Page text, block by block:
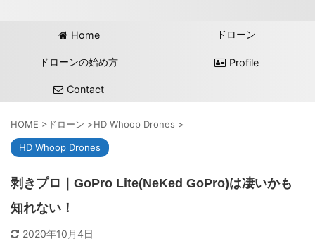
Home ドローン
ドローンの始め方 Profile
Contact
HOME > ドローン >HD Whoop Drones >
HD Whoop Drones
剥きプロ｜GoPro Lite(NeKed GoPro)は凄いかも
知れない！
2020年10月4日